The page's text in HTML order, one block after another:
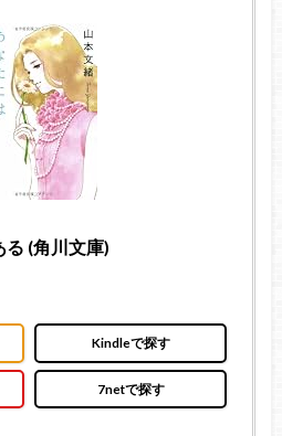
(角川文庫)
Kindleで探す
7netで探す